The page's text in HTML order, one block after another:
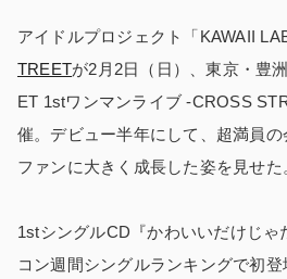
アイドルプロジェクト「KAWAII
TREETが2月2日（日）、東京・豊
ET 1stワンマンライブ -CROSS
催。デビュー半年にして、超満員
ファンに大きく成長した姿を見せた
1stシングルCD『かわいいだけじゃ
コン週間シングルランキングで初